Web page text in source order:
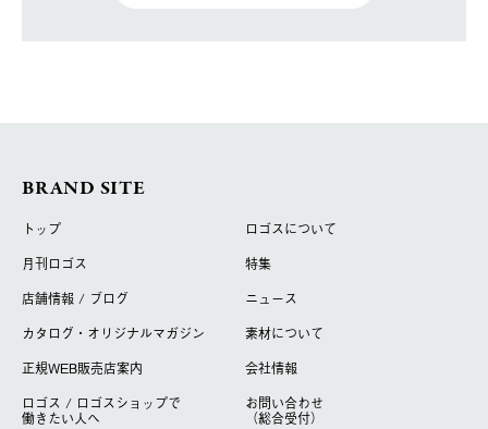
BRAND SITE
トップ
ロゴスについて
月刊ロゴス
特集
店舗情報 / ブログ
ニュース
カタログ・オリジナルマガジン
素材について
正規WEB販売店案内
会社情報
ロゴス / ロゴスショップで
働きたい人へ
お問い合わせ
（総合受付）